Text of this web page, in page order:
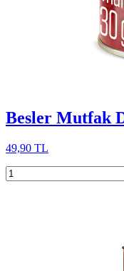
Besler Mutfak
49,90 TL